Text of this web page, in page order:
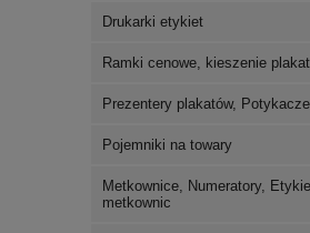
Drukarki etykiet
Ramki cenowe, kieszenie
Prezentery plakatów, Potykacze
Pojemniki na towary
Metkownice, Numeratory,
metkownic